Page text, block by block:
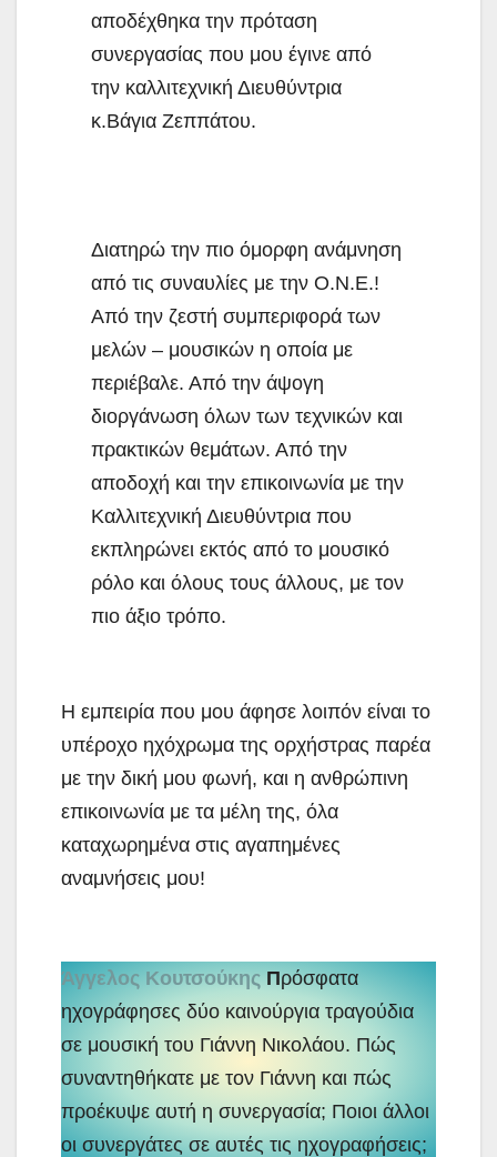
αποδέχθηκα την πρόταση
συνεργασίας που μου έγινε από
την καλλιτεχνική Διευθύντρια
κ.Βάγια Ζεππάτου.
Διατηρώ την πιο όμορφη ανάμνηση
από τις συναυλίες με την Ο.Ν.Ε.!
Από την ζεστή συμπεριφορά των
μελών – μουσικών η οποία με
περιέβαλε. Από την άψογη
διοργάνωση όλων των τεχνικών και
πρακτικών θεμάτων. Από την
αποδοχή και την επικοινωνία με την
Καλλιτεχνική Διευθύντρια που
εκπληρώνει εκτός από το μουσικό
ρόλο και όλους τους άλλους, με τον
πιο άξιο τρόπο.
Η εμπειρία που μου άφησε λοιπόν είναι το
υπέροχο ηχόχρωμα της ορχήστρας παρέα
με την δική μου φωνή, και η ανθρώπινη
επικοινωνία με τα μέλη της, όλα
καταχωρημένα στις αγαπημένες
αναμνήσεις μου!
Άγγελος Κουτσούκης Πρόσφατα
ηχογράφησες δύο καινούργια τραγούδια
σε μουσική του Γιάννη Νικολάου. Πώς
συναντηθήκατε με τον Γιάννη και πώς
προέκυψε αυτή η συνεργασία; Ποιοι άλλοι
οι συνεργάτες σε αυτές τις ηχογραφήσεις;